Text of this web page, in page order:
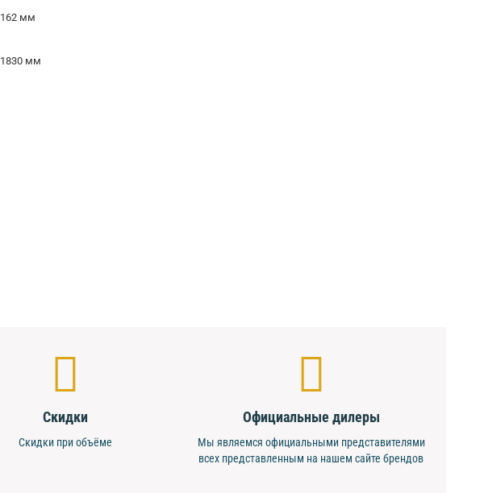
162 мм
1830 мм
Скидки
Скидки при объёме
Официальные дилеры
Мы являемся официальными представителями
всех представленным на нашем сайте брендов